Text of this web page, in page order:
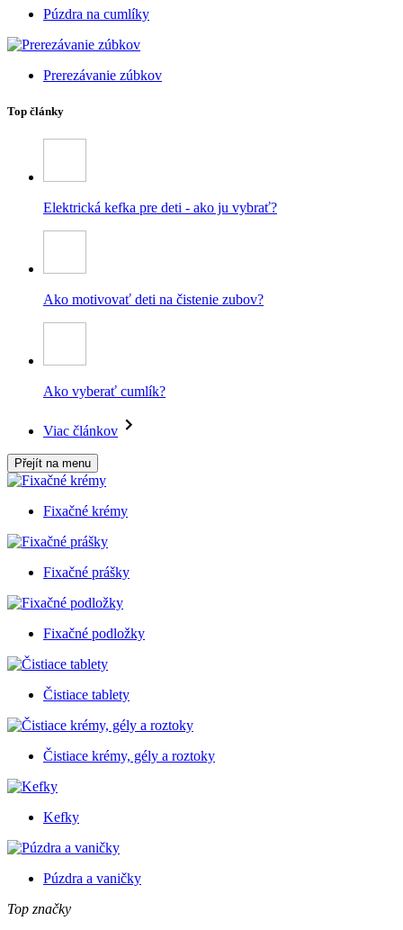
Púzdra na cumlíky
Prerezávanie zúbkov
Top články
Elektrická kefka pre deti - ako ju vybrať?
Ako motivovať deti na čistenie zubov?
Ako vyberať cumlík?
Viac článkov
Přejít na menu
Fixačné krémy
Fixačné prášky
Fixačné podložky
Čistiace tablety
Čistiace krémy, gély a roztoky
Kefky
Púzdra a vaničky
Top značky